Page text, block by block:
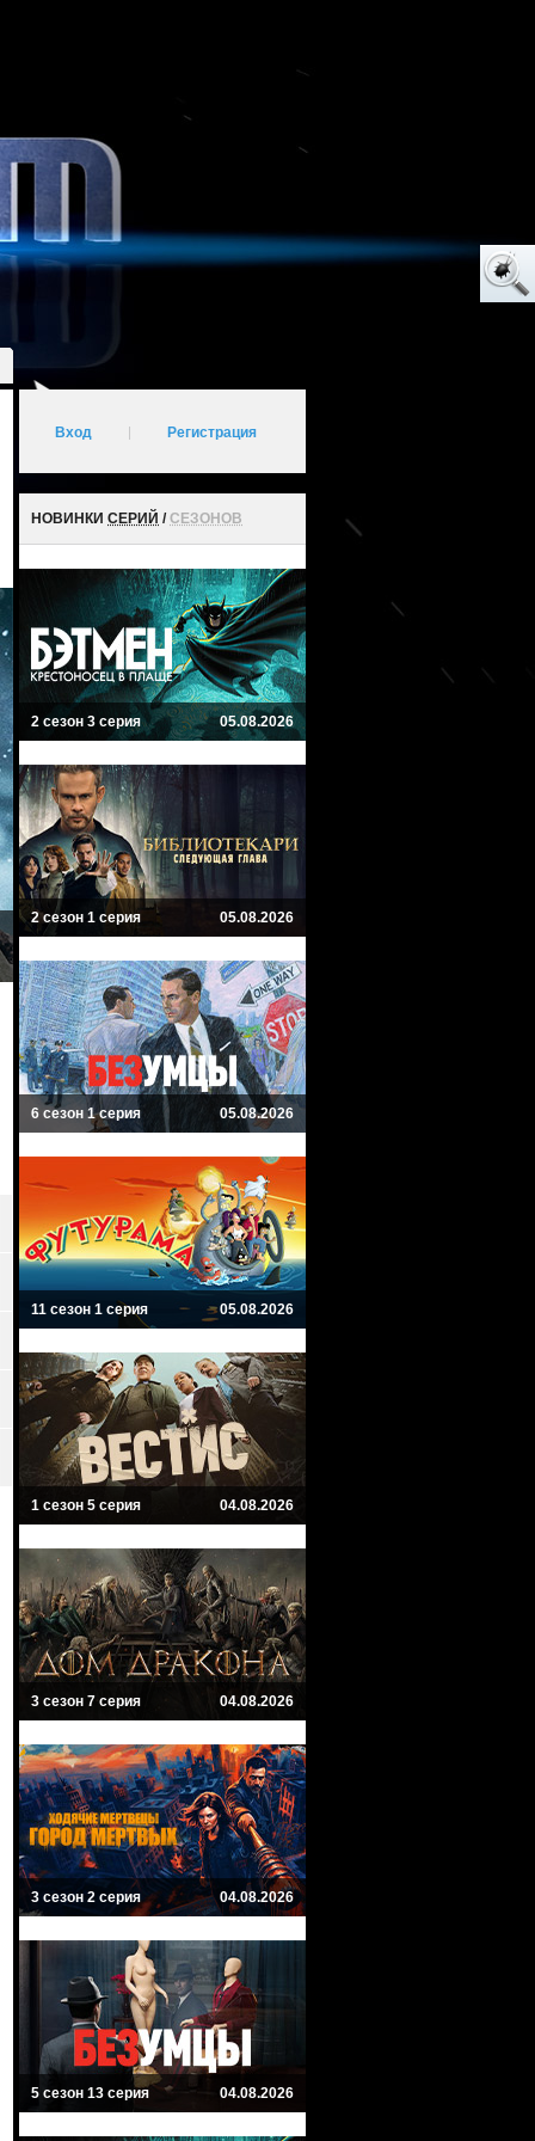
Вход Регистрация
НОВИНКИ СЕРИЙ /СЕЗОНОВ
2 сезон 3 серия 05.08.2026
2 сезон 1 серия 05.08.2026
6 сезон 1 серия 05.08.2026
11 сезон 1 серия 05.08.2026
1 сезон 5 серия 04.08.2026
3 сезон 7 серия 04.08.2026
3 сезон 2 серия 04.08.2026
5 сезон 13 серия 04.08.2026